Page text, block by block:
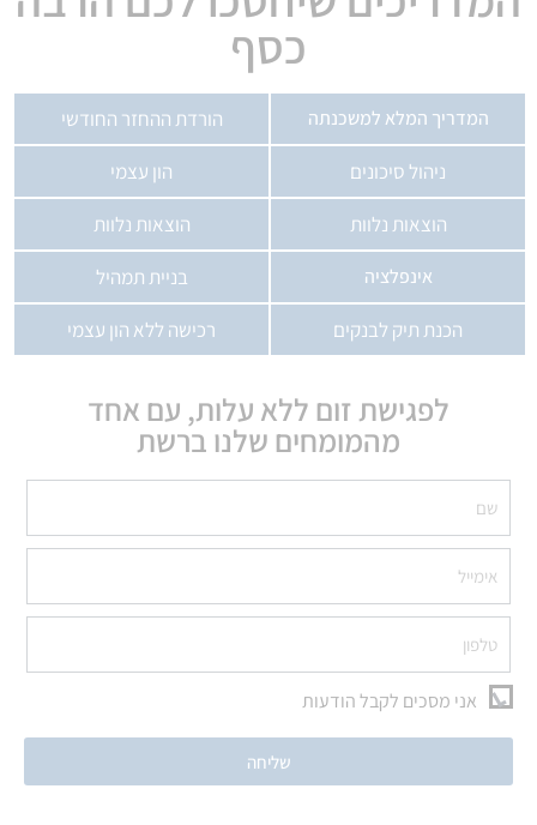
כסף
המדריך המלא למשכנתה
הורדת ההחזר החודשי
ניהול סיכונים
הון עצמי
הוצאות נלוות
הוצאות נלוות
אינפלציה
בניית תמהיל
הכנת תיק לבנקים
רכישה ללא הון עצמי
לפגישת זום ללא עלות, עם אחד
מהמומחים שלנו ברשת
אני מסכים לקבל הודעות
שליחה